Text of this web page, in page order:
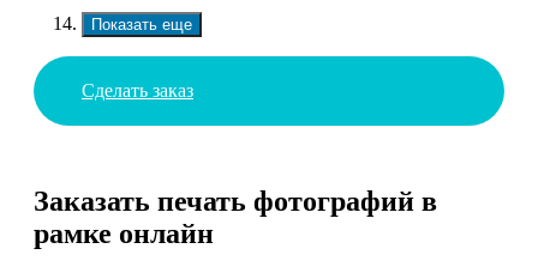
Показать еще
Сделать заказ
Заказать печать фотографий в
рамке онлайн